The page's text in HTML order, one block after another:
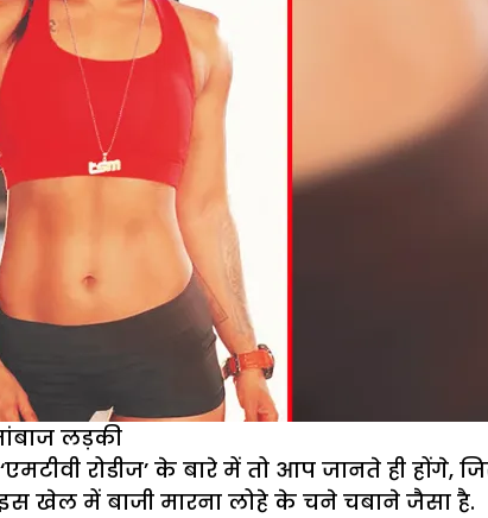
लड़की
रोडीज’ के बारे में तो आप जानते ही
खेल में बाजी मारना लोहे के चने चबाने जैसा है.